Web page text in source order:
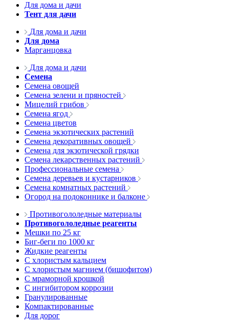
Для дома и дачи
Тент для дачи
Для дома и дачи
Для дома
Марганцовка
Для дома и дачи
Семена
Семена овощей
Семена зелени и пряностей
Мицелий грибов
Семена ягод
Семена цветов
Семена экзотических растений
Семена декоративных овощей
Семена для экзотической грядки
Семена лекарственных растений
Профессиональные семена
Семена деревьев и кустарников
Семена комнатных растений
Огород на подоконнике и балконе
Противогололедные материалы
Противогололедные реагенты
Мешки по 25 кг
Биг-беги по 1000 кг
Жидкие реагенты
С хлористым кальцием
С хлористым магнием (бишофитом)
С мраморной крошкой
С ингибитором коррозии
Гранулированные
Компактированные
Для дорог